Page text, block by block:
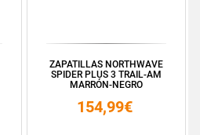
ZAPATILLAS NORTHWAVE
SPIDER PLUS 3 TRAIL-AM
MARRÓN-NEGRO
154,99€